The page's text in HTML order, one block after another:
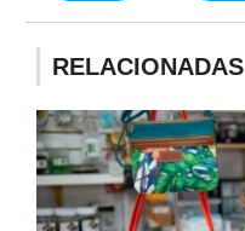
RELACIONADAS